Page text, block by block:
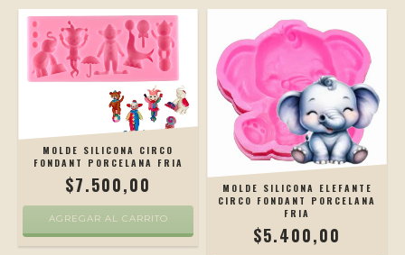
MOLDE SILICONA CIRCO
FONDANT PORCELANA FRIA
$7.500,00
AGREGAR AL CARRITO
MOLDE SILICONA ELEFANTE
CIRCO FONDANT PORCELANA
FRIA
$5.400,00